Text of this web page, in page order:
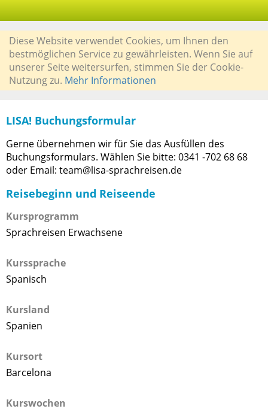
Diese Website verwendet Cookies, um Ihnen den
bestmöglichen Service zu gewährleisten. Wenn Sie auf
unserer Seite weitersurfen, stimmen Sie der Cookie-
Nutzung zu. Mehr Informationen
LISA! Buchungsformular
Gerne übernehmen wir für Sie das Ausfüllen des
Buchungsformulars. Wählen Sie bitte: 0341 -702 68 68
oder Email: team@lisa-sprachreisen.de
Reisebeginn und Reiseende
Kursprogramm
Sprachreisen Erwachsene
Kurssprache
Spanisch
Kursland
Spanien
Kursort
Barcelona
Kurswochen